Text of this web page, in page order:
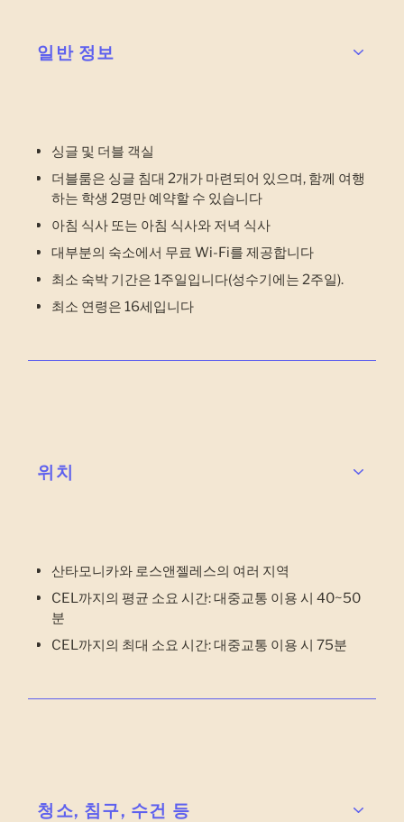
일반 정보
싱글 및 더블 객실
더블룸은 싱글 침대 2개가 마련되어 있으며, 함께 여행
하는 학생 2명만 예약할 수 있습니다
아침 식사 또는 아침 식사와 저녁 식사
대부분의 숙소에서 무료 Wi-Fi를 제공합니다
최소 숙박 기간은 1주일입니다(성수기에는 2주일).
최소 연령은 16세입니다
위치
산타모니카와 로스앤젤레스의 여러 지역
CEL까지의 평균 소요 시간: 대중교통 이용 시 40~50
분
CEL까지의 최대 소요 시간: 대중교통 이용 시 75분
청소, 침구, 수건 등